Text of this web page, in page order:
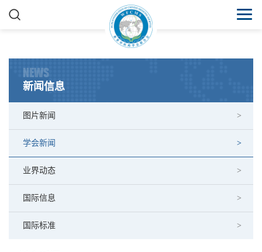
NEWS
新闻信息
图片新闻
学会新闻
业界动态
国际信息
国际标准